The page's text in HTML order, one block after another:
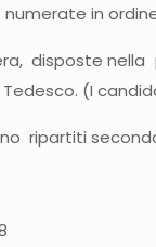
in
disposte
Tedesco. (I
ripartiti